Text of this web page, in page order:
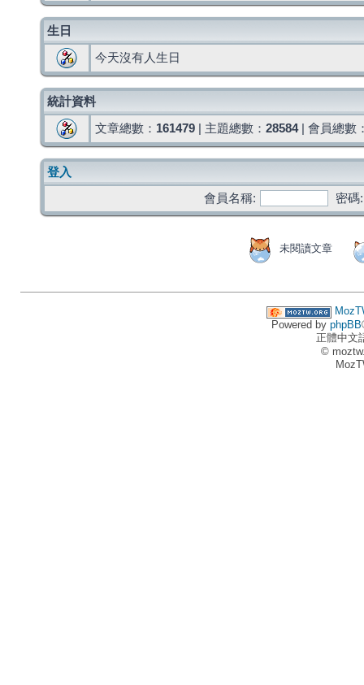
生日
今天沒有人生日
統計資料
文章總數： 161479 | 主題總數： 28584| 會員總數
登入
會員名稱:
密碼:
未閱讀文章
Powered by phpBB
正體中文
©